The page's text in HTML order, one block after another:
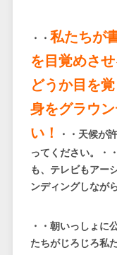
・・ 私たちが
を目覚めさ
どうか目を
身をグラウ
い！
・・天候が
ってください。・
も、テレビもアー
ンディングしなが
・・朝いっしょに
たちがじろじろ私